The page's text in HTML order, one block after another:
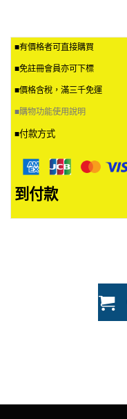
■有價格者可直接購買
■免註冊會員亦可下標
■價格含稅，滿三千免運
■購物功能使用說明
■付款方式
到付款